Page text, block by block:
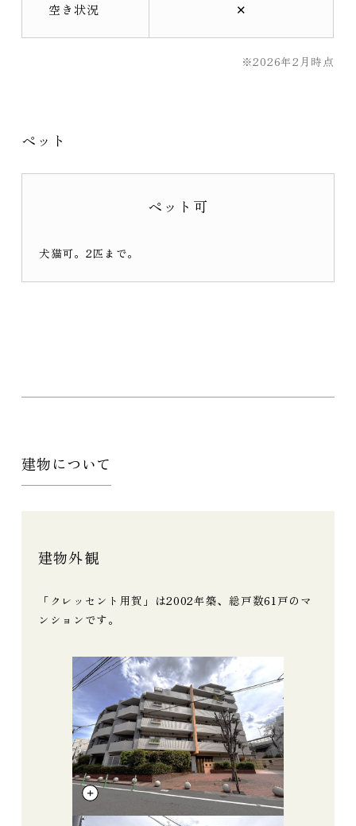
空き状況 ✕
※2026年2月時点
ペット
ペット可
犬猫可。2匹まで。
建物について
建物外観
「クレッセント用賀」は2002年築、総戸数61戸のマ
ンションです。